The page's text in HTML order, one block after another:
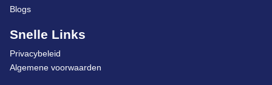
Blogs
Snelle Links
Privacybeleid
Algemene voorwaarden